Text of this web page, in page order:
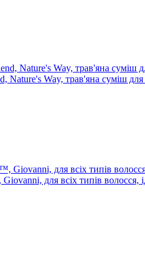
Nature's Way, трав'яна суміш
для всіх типів волосся,